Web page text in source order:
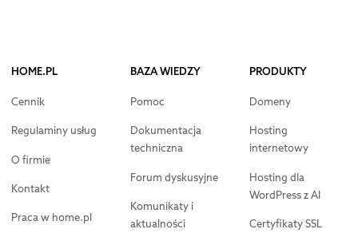
HOME.PL
Cennik
Regulaminy usług
O firmie
Kontakt
Praca w home.pl
BAZA WIEDZY
Pomoc
Dokumentacja
techniczna
Forum dyskusyjne
Komunikaty i
aktualności
PRODUKTY
Domeny
Hosting
internetowy
Hosting dla
WordPress z AI
Certyfikaty SSL